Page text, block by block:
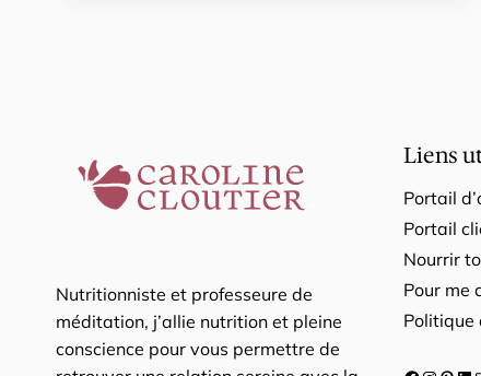
Nutritionniste et professeure de
méditation, j’allie nutrition et pleine
conscience pour vous permettre de
Liens
Portail
Portail
Nourrir
Pour me
Politique